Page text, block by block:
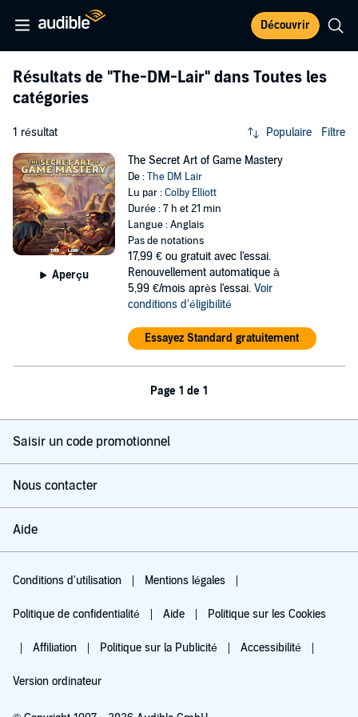
Découvrir
Résultats de "The-DM-Lair" dans Toutes les
catégories
1 résultat Populaire Filtre
Aperçu
The Secret Art of Game Mastery
De :The DM Lair
Lu par :Colby Elliott
Durée : 7 h et 21 min
Langue : Anglais
Pas de notations
17,99 € ou gratuit avec l'essai.
Renouvellement automatique à
5,99 €/mois après l'essai. Voir
conditions d'éligibilité
Essayez Standard gratuitement
Page 1 de 1
Saisir un code promotionnel
Nous contacter
Aide
Conditions d'utilisation Mentions légales
Politique de confidentialité Aide Politique sur les Cookies
Affiliation Politique sur la Publicité Accessibilité
Version ordinateur